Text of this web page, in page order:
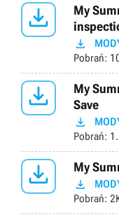

My

Pobrań:

My
Save

Pobrań:
 My

Pobrań: